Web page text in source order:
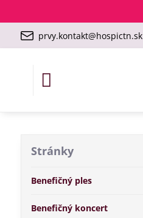
prvy.kontakt@hospictn.sk
Stránky
Benefičný ples
Benefičný koncert